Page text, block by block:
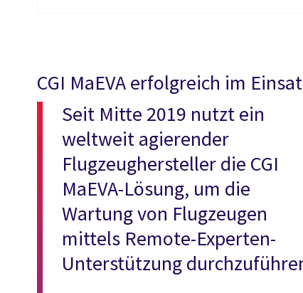
CGI MaEVA erfolgreich im
Seit Mitte 2019 nutzt ein
weltweit agierender
Flugzeughersteller die CGI
MaEVA-Lösung, um die
Wartung von Flugzeugen
mittels Remote-Experten-
Unterstützung